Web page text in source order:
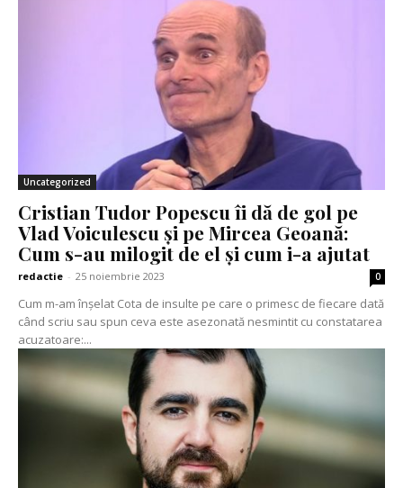
Uncategorized
Cristian Tudor Popescu îi dă de gol pe
Vlad Voiculescu și pe Mircea Geoană:
Cum s-au milogit de el și cum i-a ajutat
redactie - 25 noiembrie 2023 0
Cum m-am înșelat Cota de insulte pe care o primesc de fiecare dată
când scriu sau spun ceva este asezonată nesmintit cu constatarea
acuzatoare:...